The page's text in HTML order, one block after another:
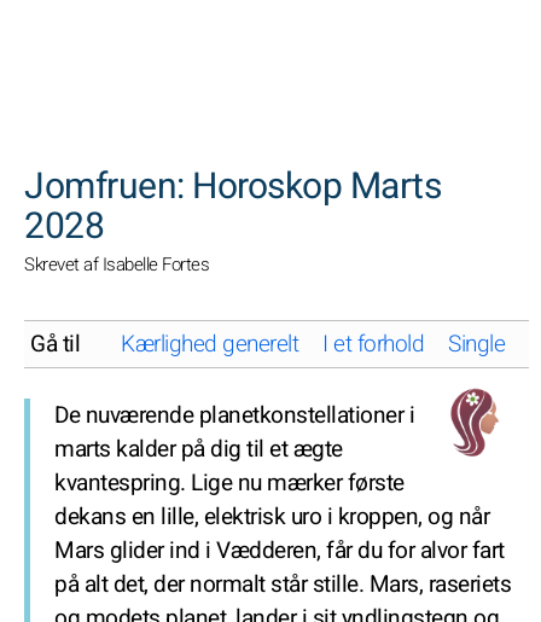
Jomfruen: Horoskop Marts
2028
Skrevet af Isabelle Fortes
Gå til Kærlighed generelt I et forhold Single
De nuværende planetkonstellationer i
marts kalder på dig til et ægte
kvantespring. Lige nu mærker første
dekans en lille, elektrisk uro i kroppen, og når
Mars glider ind i Vædderen, får du for alvor fart
på alt det, der normalt står stille. Mars, raseriets